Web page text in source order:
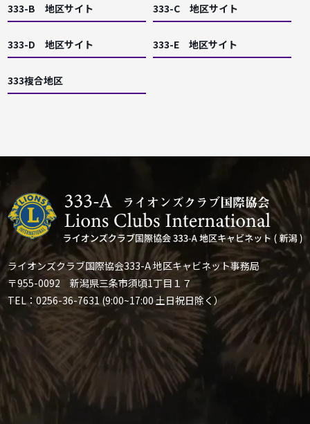
333-B 地区サイト 333-C 地区サイト
333-D 地区サイト 333-E 地区サイト
333複合地区
ライオンズクラブ国際協会333-A 地区キャビネット事務局
〒955-0092 新潟県三条市須頃1丁目１７
TEL：0256-36-7631 (9:00~17:00 土日祝日除く）